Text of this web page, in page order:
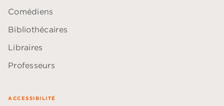
Comédiens
Bibliothécaires
Libraires
Professeurs
ACCESSIBILITÉ